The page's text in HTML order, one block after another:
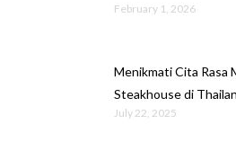
February 1, 2026
Menikmati Cita Rasa
Steakhouse di
July 22, 2025